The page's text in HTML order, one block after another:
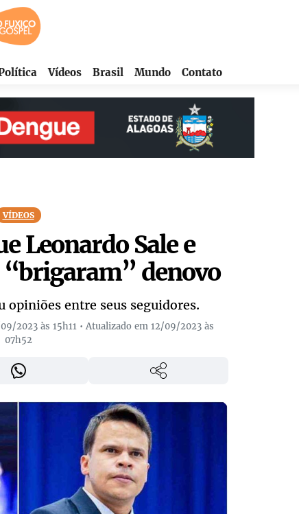
Vídeos Brasil Mundo Contato
VÍDEOS
Leonardo Sale e
denovo
entre seus seguidores.
2023 às 15h11 • Atualizado em 12/09/2023 às
07h52